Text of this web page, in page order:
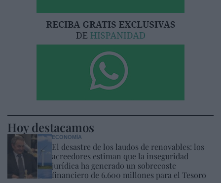
Hoy destacamos
ECONOMÍA
El desastre de los laudos de renovables: los
acreedores estiman que la inseguridad
jurídica ha generado un sobrecoste
financiero de 6.600 millones para el Tesoro